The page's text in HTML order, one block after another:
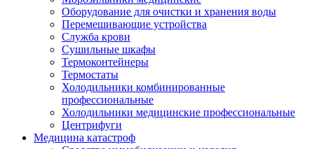
Оборудование для очистки и хранения воды
Перемешивающие устройства
Служба крови
Сушильные шкафы
Термоконтейнеры
Термостаты
Холодильники комбинированные
профессиональные
Холодильники медицинские профессиональные
Центрифуги
Медицина катастроф